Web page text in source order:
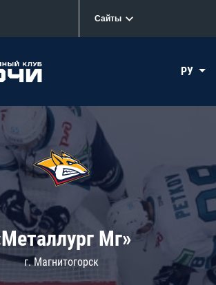
Сайты
РУ
Мг»
г. Магнитогорск